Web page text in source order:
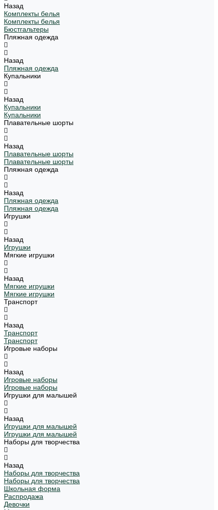
Назад
Комплекты белья
Комплекты белья
Бюстгальтеры
Пляжная одежда
Назад
Пляжная одежда
Купальники
Назад
Купальники
Купальники
Плавательные шорты
Назад
Плавательные шорты
Плавательные шорты
Пляжная одежда
Назад
Пляжная одежда
Пляжная одежда
Игрушки
Назад
Игрушки
Мягкие игрушки
Назад
Мягкие игрушки
Мягкие игрушки
Транспорт
Назад
Транспорт
Транспорт
Игровые наборы
Назад
Игровые наборы
Игровые наборы
Игрушки для малышей
Назад
Игрушки для малышей
Игрушки для малышей
Наборы для творчества
Назад
Наборы для творчества
Наборы для творчества
Школьная форма
Распродажа
Девочки